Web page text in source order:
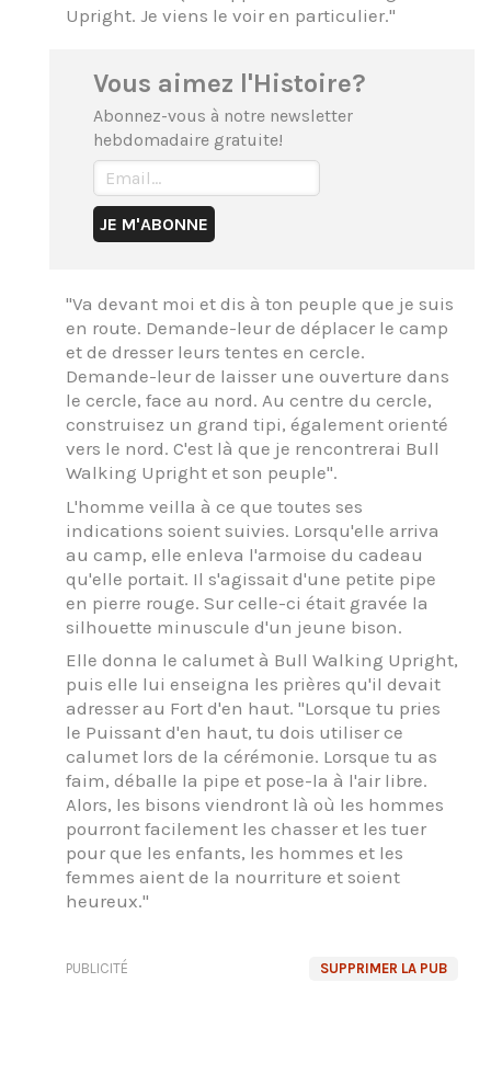
Upright. Je viens le voir en particulier."
Vous aimez l'Histoire?
Abonnez-vous à notre newsletter
hebdomadaire gratuite!
"Va devant moi et dis à ton peuple que je suis
en route. Demande-leur de déplacer le camp
et de dresser leurs tentes en cercle.
Demande-leur de laisser une ouverture dans
le cercle, face au nord. Au centre du cercle,
construisez un grand tipi, également orienté
vers le nord. C'est là que je rencontrerai Bull
Walking Upright et son peuple".
L'homme veilla à ce que toutes ses
indications soient suivies. Lorsqu'elle arriva
au camp, elle enleva l'armoise du cadeau
qu'elle portait. Il s'agissait d'une petite pipe
en pierre rouge. Sur celle-ci était gravée la
silhouette minuscule d'un jeune bison.
Elle donna le calumet à Bull Walking Upright,
puis elle lui enseigna les prières qu'il devait
adresser au Fort d'en haut. "Lorsque tu pries
le Puissant d'en haut, tu dois utiliser ce
calumet lors de la cérémonie. Lorsque tu as
faim, déballe la pipe et pose-la à l'air libre.
Alors, les bisons viendront là où les hommes
pourront facilement les chasser et les tuer
pour que les enfants, les hommes et les
femmes aient de la nourriture et soient
heureux."
SUPPRIMER LA PUB
PUBLICITÉ